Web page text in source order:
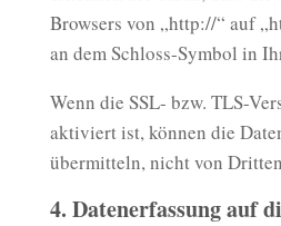
Browsers von „http://“ auf
an dem Schloss-Symbol in
Wenn die SSL- bzw. TLS-
aktiviert ist, können die
übermitteln, nicht von
4. Datenerfassung auf